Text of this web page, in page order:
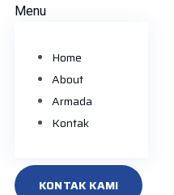
Menu
Home
About
Armada
Kontak
KONTAK KAMI